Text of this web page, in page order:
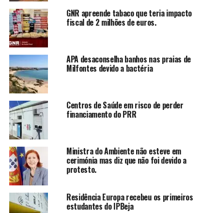
GNR apreende tabaco que teria impacto
fiscal de 2 milhões de euros.
APA desaconselha banhos nas praias de
Milfontes devido a bactéria
Centros de Saúde em risco de perder
financiamento do PRR
Ministra do Ambiente não esteve em
cerimónia mas diz que não foi devido a
protesto.
Residência Europa recebeu os primeiros
estudantes do IPBeja